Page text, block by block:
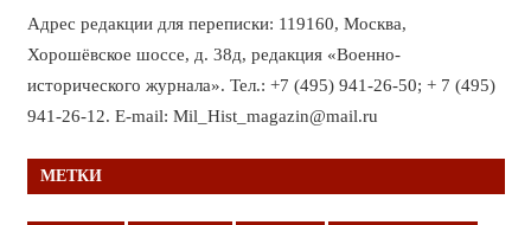
Адрес редакции для переписки: 119160, Москва,
Хорошёвское шоссе, д. 38д, редакция «Военно-
исторического журнала». Тел.: +7 (495) 941-26-50; + 7 (495)
941-26-12. E-mail: Mil_Hist_magazin@mail.ru
МЕТКИ